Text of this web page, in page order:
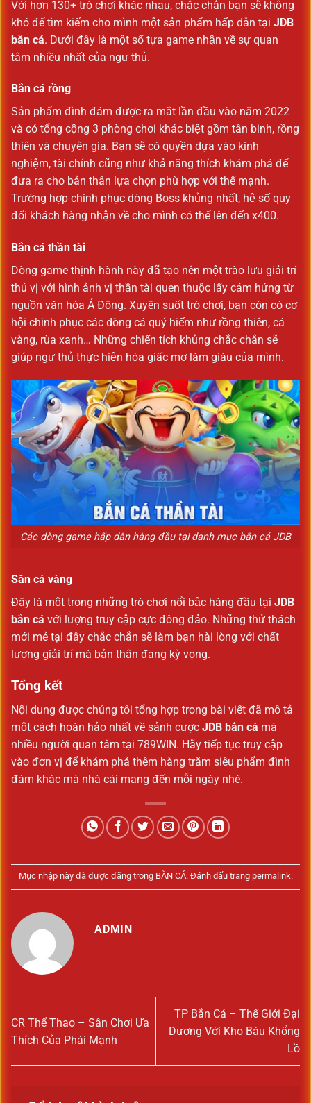
Với hơn 130+ trò chơi khác nhau, chắc chắn bạn sẽ không
khó để tìm kiếm cho mình một sản phẩm hấp dẫn tại JDB
bắn cá. Dưới đây là một số tựa game nhận về sự quan
tâm nhiều nhất của ngư thủ.
Bắn cá rồng
Sản phẩm đình đám được ra mắt lần đầu vào năm 2022
và có tổng cộng 3 phòng chơi khác biệt gồm tân binh, rồng
thiên và chuyên gia. Bạn sẽ có quyền dựa vào kinh
nghiệm, tài chính cũng như khả năng thích khám phá để
đưa ra cho bản thân lựa chọn phù hợp với thế mạnh.
Trường hợp chinh phục dòng Boss khủng nhất, hệ số quy
đổi khách hàng nhận về cho mình có thể lên đến x400.
Bắn cá thần tài
Dòng game thịnh hành này đã tạo nên một trào lưu giải trí
thú vị với hình ảnh vị thần tài quen thuộc lấy cảm hứng từ
nguồn văn hóa Á Đông. Xuyên suốt trò chơi, bạn còn có cơ
hội chinh phục các dòng cá quý hiếm như rồng thiên, cá
vàng, rùa xanh… Những chiến tích khủng chắc chắn sẽ
giúp ngư thủ thực hiện hóa giấc mơ làm giàu của mình.
Các dòng game hấp dẫn hàng đầu tại danh mục bắn cá JDB
Săn cá vàng
Đây là một trong những trò chơi nổi bậc hàng đầu tại JDB
bắn cá với lượng truy cập cực đông đảo. Những thử thách
mới mẻ tại đây chắc chắn sẽ làm bạn hài lòng với chất
lượng giải trí mà bản thân đang kỳ vọng.
Tổng kết
Nội dung được chúng tôi tổng hợp trong bài viết đã mô tả
một cách hoàn hảo nhất về sảnh cược JDB bắn cá mà
nhiều người quan tâm tại 789WIN. Hãy tiếp tục truy cập
vào đơn vị để khám phá thêm hàng trăm siêu phẩm đình
đám khác mà nhà cái mang đến mỗi ngày nhé.
Mục nhập này đã được đăng trong BẮN CÁ. Đánh dấu trang permalink.
ADMIN
CR Thể Thao – Sân Chơi Ưa
Thích Của Phái Mạnh
TP Bắn Cá – Thế Giới Đại
Dương Với Kho Báu Khổng
Lồ